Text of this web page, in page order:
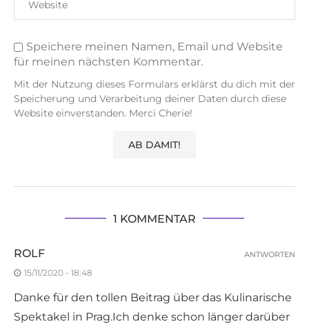
Speichere meinen Namen, Email und Website
für meinen nächsten Kommentar.
Mit der Nutzung dieses Formulars erklärst du dich mit der
Speicherung und Verarbeitung deiner Daten durch diese
Website einverstanden. Merci Cherie!
1 KOMMENTAR
ROLF
15/11/2020 - 18:48
Danke für den tollen Beitrag über das Kulinarische
Spektakel in Prag.Ich denke schon länger darüber
ANTWORTEN